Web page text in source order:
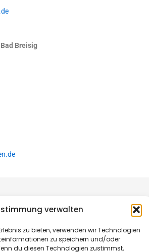
verwalten
zu bieten, verwenden wir Technologien
zu speichern und/oder
du diesen Technologien zustimmst,
Breisig